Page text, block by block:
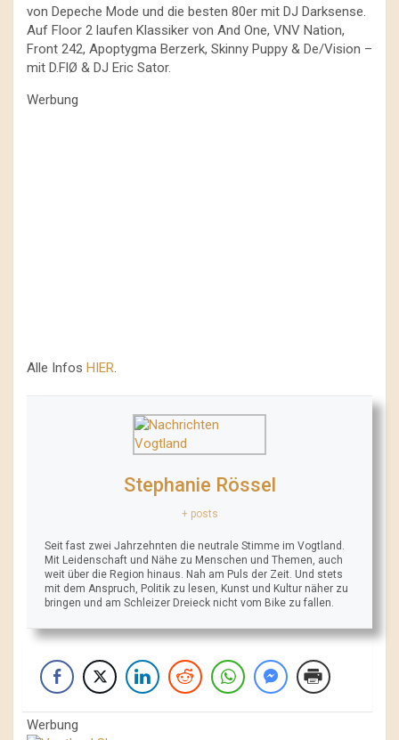
von Depeche Mode und die besten 80er mit DJ Darksense.
Auf Floor 2 laufen Klassiker von And One, VNV Nation,
Front 242, Apoptygma Berzerk, Skinny Puppy & De/Vision –
mit D.FlØ & DJ Eric Sator.
Werbung
Alle Infos HIER.
Stephanie Rössel
+ posts
Seit fast zwei Jahrzehnten die neutrale Stimme im Vogtland.
Mit Leidenschaft und Nähe zu Menschen und Themen, auch
weit über die Region hinaus. Nah am Puls der Zeit. Und stets
mit dem Anspruch, Politik zu lesen, Kunst und Kultur näher zu
bringen und am Schleizer Dreieck nicht vom Bike zu fallen.
Werbung